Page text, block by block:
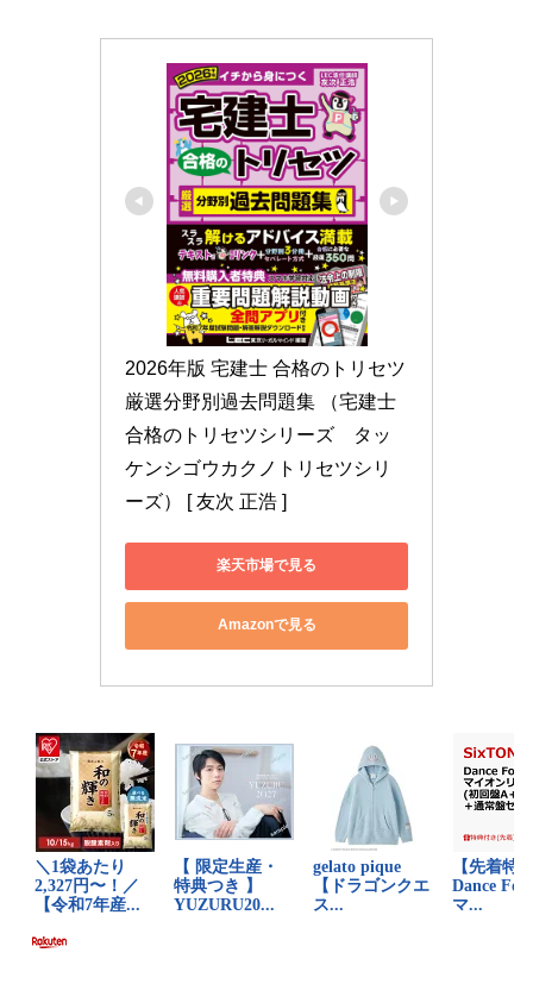
2026年版 宅建士 合格のトリセツ
厳選分野別過去問題集 （宅建士
合格のトリセツシリーズ　タッ
ケンシゴウカクノトリセツシリ
ーズ） [ 友次 正浩 ]
楽天市場で見る
Amazonで見る